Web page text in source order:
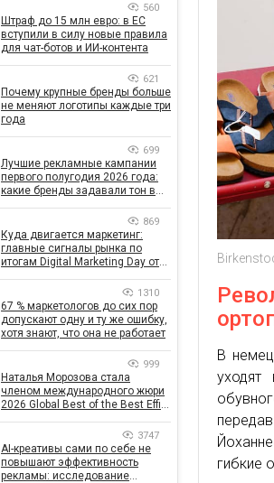
В
гибкие
560
Штраф до 15 млн евро: в ЕС
вступили в силу новые правила
для чат-ботов и ИИ-контента
621
Почему крупные бренды больше
не меняют логотипы каждые три
года
699
Лучшие рекламные кампании
первого полугодия 2026 года:
какие бренды задавали тон в
869
Куда двигается маркетинг:
главные сигналы рынка по
итогам Digital Marketing Day от
1310
67 % маркетологов до сих пор
допускают одну и ту же ошибку,
хотя знают, что она не работает
999
Наталья Морозова стала
членом международного жюри
2026 Global Best of the Best Effie
3747
AI-креативы сами по себе не
повышают эффективность
рекламы: исследование